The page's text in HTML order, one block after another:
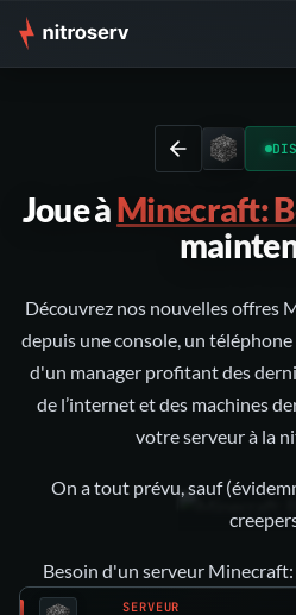
Joue àMinecraft:
‍Découvrez nos nouvelles offres
depuis une console, un
d'un manager profitant des
de l’internet et des machines
votre serveur à la
On a tout prévu, sauf
Besoin d'un serveur
SERVEUR